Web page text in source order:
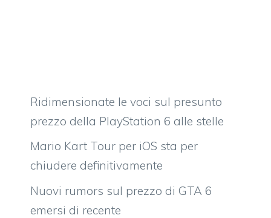
Ridimensionate le voci sul presunto
prezzo della PlayStation 6 alle stelle
Mario Kart Tour per iOS sta per
chiudere definitivamente
Nuovi rumors sul prezzo di GTA 6
emersi di recente